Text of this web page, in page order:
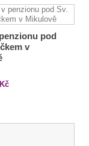
pod
v
Kč